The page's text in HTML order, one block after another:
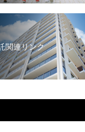
関連リンク